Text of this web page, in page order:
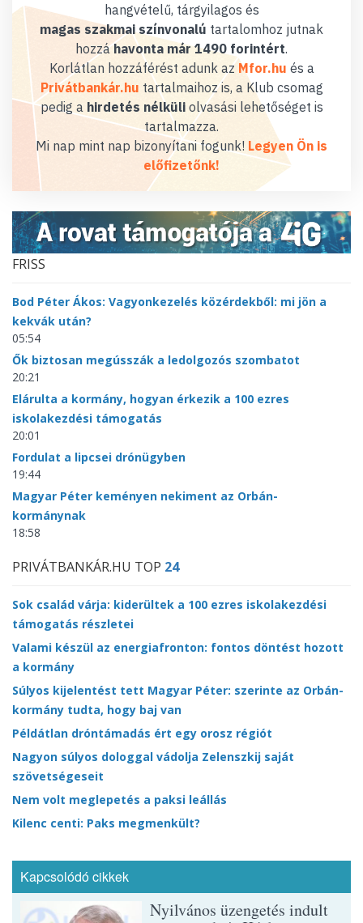
hangvételű, tárgyilagos és
magas szakmai színvonalú tartalomhoz jutnak
hozzáhavonta már 1490 forintért.
Korlátlan hozzáférést adunk az Mfor.hu és a
Privátbankár.hu tartalmaihoz is, a Klub csomag
pedig a hirdetés nélküliolvasási lehetőséget is
tartalmazza.
Mi nap mint nap bizonyítani fogunk! Legyen Ön is
előfizetőnk!
FRISS
Bod Péter Ákos: Vagyonkezelés közérdekből: mi jön a
kekvák után?
05:54
Ők biztosan megússzák a ledolgozós szombatot
20:21
Elárulta a kormány, hogyan érkezik a 100 ezres
iskolakezdési támogatás
20:01
Fordulat a lipcsei drónügyben
19:44
Magyar Péter keményen nekiment az Orbán-
kormánynak
18:58
PRIVÁTBANKÁR.HU TOP 24
Sok család várja: kiderültek a 100 ezres iskolakezdési
támogatás részletei
Valami készül az energiafronton: fontos döntést hozott
a kormány
Súlyos kijelentést tett Magyar Péter: szerinte az Orbán-
kormány tudta, hogy baj van
Példátlan dróntámadás ért egy orosz régiót
Nagyon súlyos dologgal vádolja Zelenszkij saját
szövetségeseit
Nem volt meglepetés a paksi leállás
Kilenc centi: Paks megmenkült?
Kapcsolódó cikkek
Nyilvános üzengetés indult